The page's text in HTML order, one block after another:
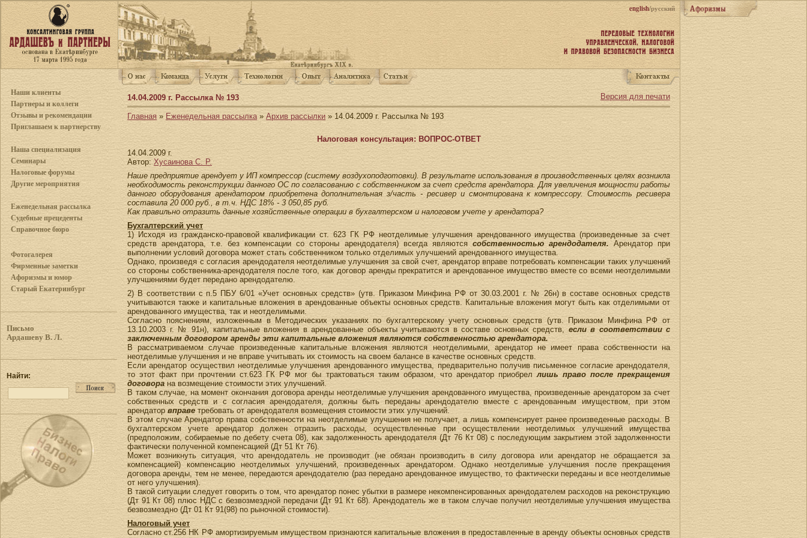
english/русский
Наши клиенты
Партнеры и коллеги
Отзывы и рекомендации
Приглашаем к партнерству
Наша специализация
Семинары
Налоговые форумы
Другие мероприятия
Еженедельная рассылка
Судебные прецеденты
Справочное бюро
Фотогалерея
Фирменные заметки
Афоризмы и юмор
Старый Екатеринбург
Письмо
Ардашеву В. Л.
Найти:
Версия для печати
14.04.2009 г. Рассылка № 193
Главная » Еженедельная рассылка » Архив рассылки » 14.04.2009 г. Рассылка № 193
Налоговая консультация: ВОПРОС-ОТВЕТ
14.04.2009 г.
Автор: Хусаинова С. Р.
Наше предприятие арендует у ИП компрессор (систему воздухоподготовки). В результате использования в производственных целях возникла
необходимость реконструкции данного ОС по согласованию с собственником за счет средств арендатора. Для увеличения мощности работы
данного оборудования арендатором приобретена дополнительная з/часть - ресивер и смонтирована к компрессору. Стоимость ресивера
составила 20 000 руб., в т.ч. НДС 18% - 3 050,85 руб.
Как правильно отразить данные хозяйственные операции в бухгалтерском и налоговом учете у арендатора?
Бухгалтерский учет
1) Исходя из гражданско-правовой квалификации ст. 623 ГК РФ неотделимые улучшения арендованного имущества (произведенные за счет
средств арендатора, т.е. без компенсации со стороны арендодателя) всегда являются собственностью арендодателя. Арендатор при
выполнении условий договора может стать собственником только отделимых улучшений арендованного имущества.
Однако, произведя с согласия арендодателя неотделимые улучшения за свой счет, арендатор вправе потребовать компенсации таких улучшений
со стороны собственника-арендодателя после того, как договор аренды прекратится и арендованное имущество вместе со всеми неотделимыми
улучшениями будет передано арендодателю.
2) В соответствии с п.5 ПБУ 6/01 «Учет основных средств» (утв. Приказом Минфина РФ от 30.03.2001 г. № 26н) в составе основных средств
учитываются также и капитальные вложения в арендованные объекты основных средств. Капитальные вложения могут быть как отделимыми от
арендованного имущества, так и неотделимыми.
Согласно пояснениям, изложенным в Методических указаниях по бухгалтерскому учету основных средств (утв. Приказом Минфина РФ от
13.10.2003 г. № 91н), капитальные вложения в арендованные объекты учитываются в составе основных средств, если в соответствии с
заключенным договором аренды эти капитальные вложения являются собственностью арендатора.
В рассматриваемом случае произведенные капитальные вложения являются неотделимыми, арендатор не имеет права собственности на
неотделимые улучшения и не вправе учитывать их стоимость на своем балансе в качестве основных средств.
Если арендатор осуществил неотделимые улучшения арендованного имущества, предварительно получив письменное согласие арендодателя,
то этот факт при прочтении ст.623 ГК РФ мог бы трактоваться таким образом, что арендатор приобреллишь право после прекращения
договора на возмещение стоимости этих улучшений.
В таком случае, на момент окончания договора аренды неотделимые улучшения арендованного имущества, произведенные арендатором за счет
собственных средств и с согласия арендодателя, должны быть переданы арендодателю вместе с арендованным имуществом, при этом
арендаторвправетребовать от арендодателя возмещения стоимости этих улучшений.
В этом случае Арендатор права собственности на неотделимые улучшения не получает, а лишь компенсирует ранее произведенные расходы. В
бухгалтерском учете арендатор должен отразить расходы, осуществленные при осуществлении неотделимых улучшений имущества
(предположим, собираемые по дебету счета 08), как задолженность арендодателя (Дт 76 Кт 08) с последующим закрытием этой задолженности
фактически полученной компенсацией (Дт 51 Кт 76).
Может возникнуть ситуация, что арендодатель не производит (не обязан производить в силу договора или арендатор не обращается за
компенсацией) компенсацию неотделимых улучшений, произведенных арендатором. Однако неотделимые улучшения после прекращения
договора аренды, тем не менее, передаются арендодателю (раз передано арендованное имущество, то фактически переданы и все неотделимые
от него улучшения).
В такой ситуации следует говорить о том, что арендатор понес убытки в размере некомпенсированных арендодателем расходов на реконструкцию
(Дт 91 Кт 08) плюс НДС с безвозмездной передачи (Дт 91 Кт 68). Арендодатель же в таком случае получил неотделимые улучшения имущества
безвозмездно (Дт 01 Кт 91(98) по рыночной стоимости).
Налоговый учет
Согласно ст.256 НК РФ амортизируемым имуществом признаются капитальные вложения в предоставленные в аренду объекты основных средств